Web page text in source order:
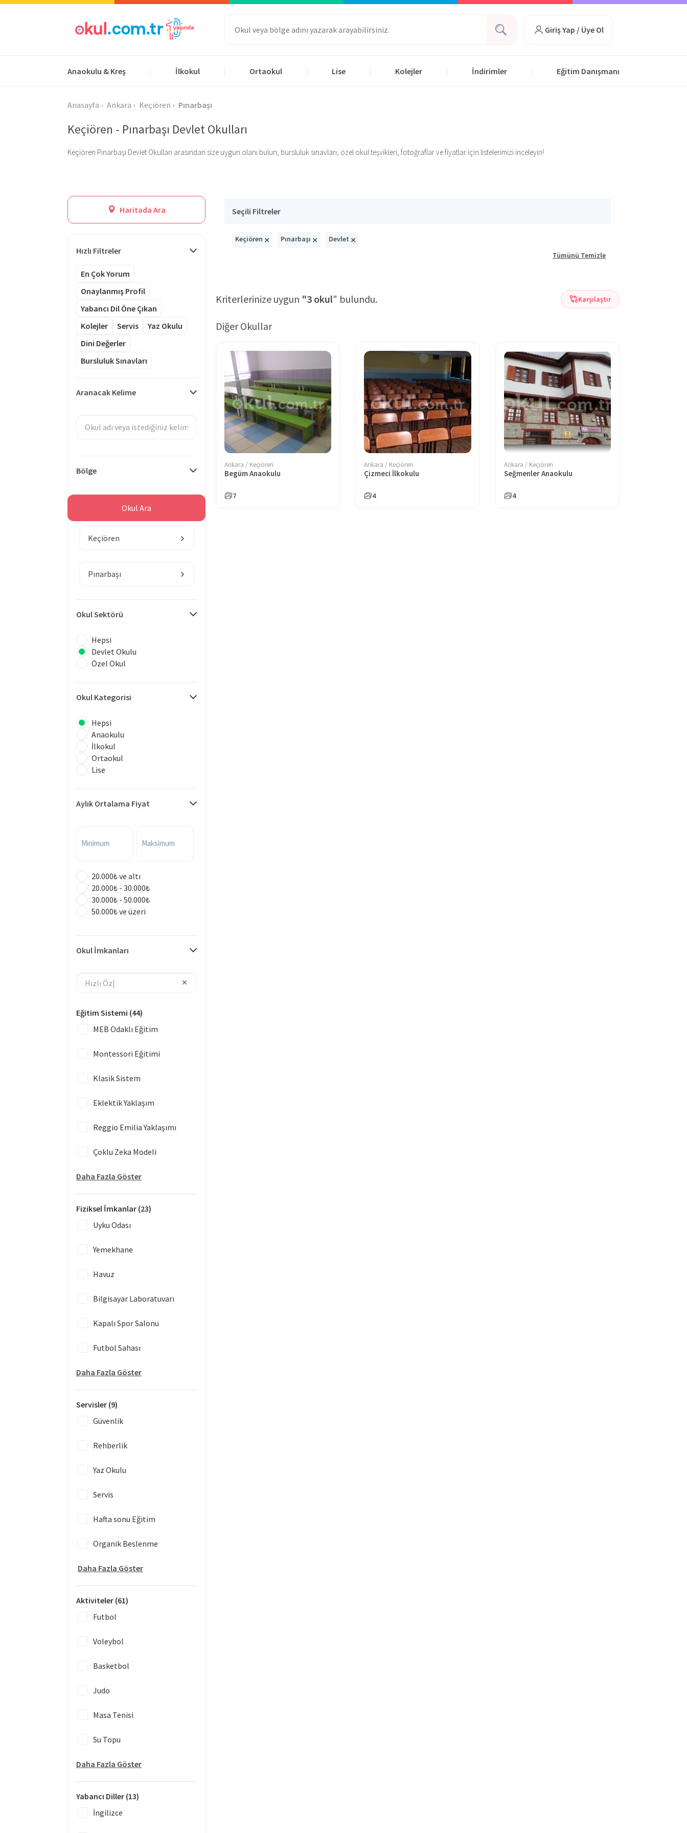
Giriş Yap / Üye Ol
Anaokulu & Kreş İlkokul Ortaokul Lise Kolejler İndirimler Eğitim Danışmanı
Anasayfa Ankara Keçiören Pınarbaşı
Keçiören - Pınarbaşı Devlet Okulları
Keçiören Pınarbaşı Devlet Okulları arasından size uygun olanı bulun; bursluluk sınavları, özel okul teşvikleri, fotoğraflar ve fiyatlar için listelerimizi inceleyin!
Haritada Ara
Hızlı Filtreler
En Çok Yorum
Onaylanmış Profil
Yabancı Dil Öne Çıkan
Kolejler
Servis
Yaz Okulu
Dini Değerler
Bursluluk Sınavları
Aranacak Kelime
Bölge
Keçiören
Pınarbaşı
Okul Sektörü
Hepsi
Devlet Okulu
Özel Okul
Okul Kategorisi
Hepsi
Anaokulu
İlkokul
Ortaokul
Lise
Aylık Ortalama Fiyat
Minimum Maksimum
20.000₺ ve altı
20.000₺ - 30.000₺
30.000₺ - 50.000₺
50.000₺ ve üzeri
Okul İmkanları
Eğitim Sistemi (44)
MEB Odaklı Eğitim
Montessori Eğitimi
Klasik Sistem
Eklektik Yaklaşım
Reggio Emilia Yaklaşımı
Çoklu Zeka Modeli
Daha Fazla Göster
Fiziksel İmkanlar (23)
Uyku Odası
Yemekhane
Havuz
Bilgisayar Laboratuvarı
Kapalı Spor Salonu
Futbol Sahası
Daha Fazla Göster
Servisler (9)
Güvenlik
Rehberlik
Yaz Okulu
Servis
Hafta sonu Eğitim
Organik Beslenme
Daha Fazla Göster
Aktiviteler (61)
Futbol
Voleybol
Basketbol
Judo
Masa Tenisi
Su Topu
Daha Fazla Göster
Yabancı Diller (13)
İngilizce
Okul Ara
Seçili Filtreler
Keçiören × Pınarbaşı × Devlet ×
Tümünü Temizle
Kriterlerinize uygun "3 okul" bulundu. Karşılaştır
Diğer Okullar
Ankara / Keçiören
Begüm Anaokulu
7
Ankara / Keçiören
Çizmeci İlkokulu
4
Ankara / Keçiören
Seğmenler Anaokulu
4